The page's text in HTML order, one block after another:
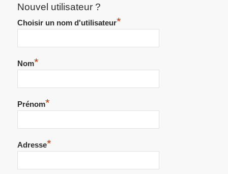
Nouvel utilisateur ?
Choisir un nom d'utilisateur*
Nom*
Prénom*
Adresse*